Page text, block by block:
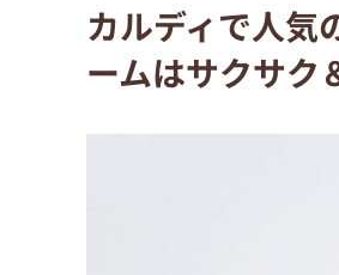
カルディで人気
ームはサクサク